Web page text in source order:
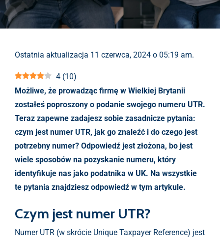
Ostatnia aktualizacja 11 czerwca, 2024 o 05:19 am.
4 (10)
Możliwe, że prowadząc firmę w Wielkiej Brytanii
zostałeś poproszony o podanie swojego numeru UTR.
Teraz zapewne zadajesz sobie zasadnicze pytania:
czym jest numer UTR, jak go znaleźć i do czego jest
potrzebny numer? Odpowiedź jest złożona, bo jest
wiele sposobów na pozyskanie numeru, który
identyfikuje nas jako podatnika w UK. Na wszystkie
te pytania znajdziesz odpowiedź w tym artykule.
Czym jest numer UTR?
Numer UTR (w skrócie Unique Taxpayer Reference) jest